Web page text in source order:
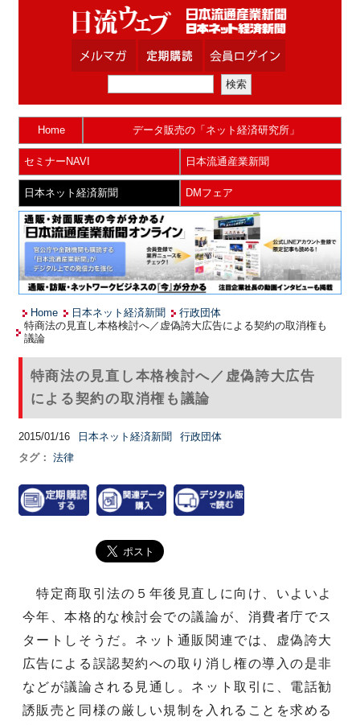
Home データ販売の「ネット経済研究所」
セミナーNAVI 日本流通産業新聞
日本ネット経済新聞 DMフェア
Home 日本ネット経済新聞
行政団体
特商法の見直し本格検討へ／虚偽誇大広告による契約の取消権も
議論
特商法の見直し本格検討へ／虚偽誇大広告
による契約の取消権も議論
2015/01/16 日本ネット経済新聞
行政団体
タグ： 法律
特定商取引法の５年後見直しに向け、いよいよ
今年、本格的な検討会での議論が、消費者庁でス
タートしそうだ。ネット通販関連では、虚偽誇大
広告による誤認契約への取り消し権の導入の是非
などが議論される見通し。ネット取引に、電話勧
誘販売と同様の厳しい規制を入れることを求める